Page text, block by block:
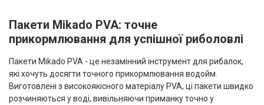
Пакети Mikado PVA: точне
прикормлювання для успішної риболовлі
Пакети Mikado PVA - це незамінний інструмент для рибалок,
які хочуть досягти точного прикормлювання водойм.
Виготовлені з високоякісного матеріалу PVA, ці пакети швидко
розчиняються у воді, вивільняючи приманку точно у